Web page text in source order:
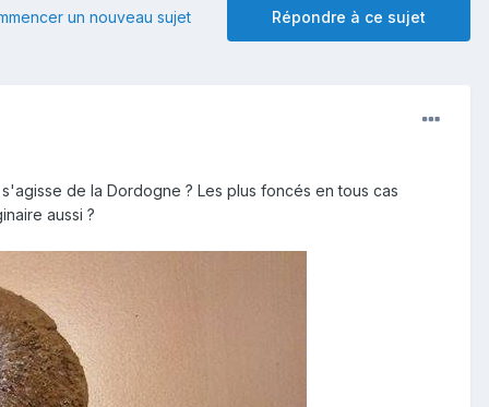
Répondre à ce sujet
un nouveau sujet
de la Dordogne ? Les plus foncés en tous cas
aussi ?